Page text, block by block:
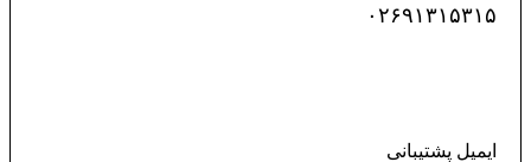
۰۲۶۹۱۳۱۵۳۱۵
ایمیل پشتیبانی